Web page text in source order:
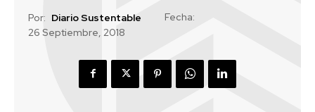
Por: Diario Sustentable
Fecha:
26 Septiembre, 2018